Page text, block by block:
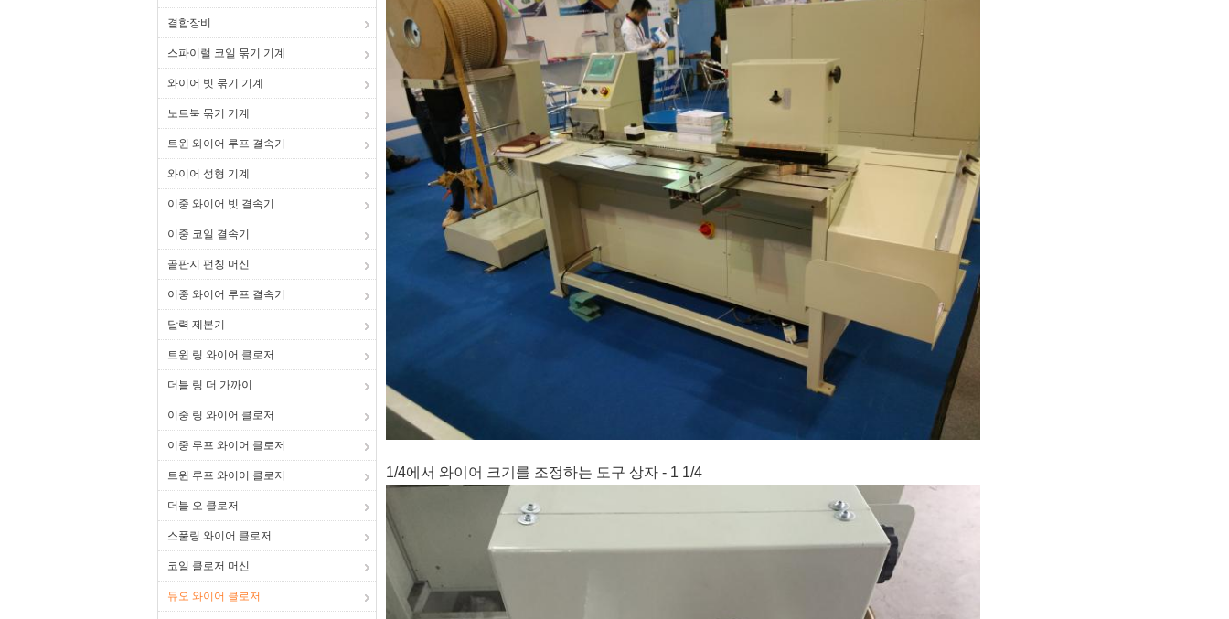
결합장비
스파이럴 코일 묶기 기계
와이어 빗 묶기 기계
노트북 묶기 기계
트윈 와이어 루프 결속기
와이어 성형 기계
이중 와이어 빗 결속기
이중 코일 결속기
골판지 펀칭 머신
이중 와이어 루프 결속기
달력 제본기
트윈 링 와이어 클로저
더블 링 더 가까이
이중 링 와이어 클로저
이중 루프 와이어 클로저
트윈 루프 와이어 클로저
더블 오 클로저
스풀링 와이어 클로저
코일 클로저 머신
듀오 와이어 클로저
1/4에서 와이어 크기를 조정하는 도구 상자 - 1 1/4